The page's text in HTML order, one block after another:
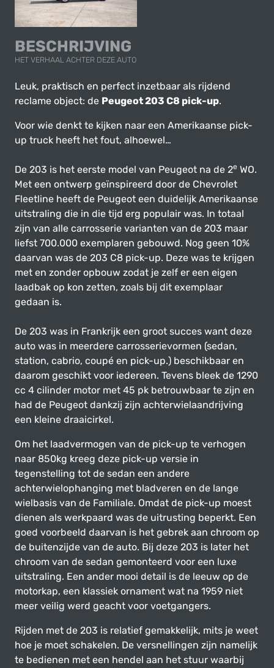
BESCHRIJVING
HET VERHAAL ACHTER DEZE AUTO
Leuk, praktisch en perfect inzetbaar als rijdend
reclame object: de Peugeot 203 C8 pick-up.
Voor wie denkt te kijken naar een Amerikaanse pick-
up truck heeft het fout, alhoewel…
De 203 is het eerste model van Peugeot na de 2e WO.
Met een ontwerp geïnspireerd door de Chevrolet
Fleetline heeft de Peugeot een duidelijk Amerikaanse
uitstraling die in die tijd erg populair was. In totaal
zijn van alle carrosserie varianten van de 203 maar
liefst 700.000 exemplaren gebouwd. Nog geen 10%
daarvan was de 203 C8 pick-up. Deze was te krijgen
met en zonder opbouw zodat je zelf er een eigen
laadbak op kon zetten, zoals bij dit exemplaar
gedaan is.
De 203 was in Frankrijk een groot succes want deze
auto was in meerdere carrosserievormen (sedan,
station, cabrio, coupé en pick-up.) beschikbaar en
daarom geschikt voor iedereen. Tevens bleek de 1290
cc 4 cilinder motor met 45 pk betrouwbaar te zijn en
had de Peugeot dankzij zijn achterwielaandrijving
een kleine draaicirkel.
Om het laadvermogen van de pick-up te verhogen
naar 850kg kreeg deze pick-up versie in
tegenstelling tot de sedan een andere
achterwielophanging met bladveren en de lange
wielbasis van de Familiale. Omdat de pick-up moest
dienen als werkpaard was de uitrusting beperkt. Een
goed voorbeeld daarvan is het gebrek aan chroom op
de buitenzijde van de auto. Bij deze 203 is later het
chroom van de sedan gemonteerd voor een luxe
uitstraling. Een ander mooi detail is de leeuw op de
motorkap, een klassiek ornament wat na 1959 niet
meer veilig werd geacht voor voetgangers.
Rijden met de 203 is relatief gemakkelijk, mits je weet
hoe je moet schakelen. De versnellingen zijn namelijk
te bedienen met een hendel aan het stuur waarbij